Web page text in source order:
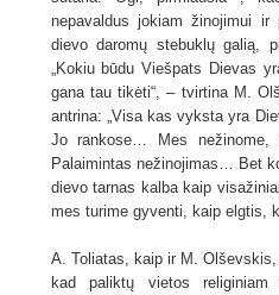
nepavaldus jokiam žinojimui
dievo daromų stebuklų galią,
„Kokiu būdu Viešpats Dievas
gana tau tikėti“, – tvirtina M.
antrina: „Visa kas vyksta yra
Jo rankose… Mes nežinome,
Palaimintas nežinojimas… Bet
dievo tarnas kalba kaip
mes turime gyventi, kaip elgtis,
A. Toliatas, kaip ir M.
kad paliktų vietos religiniam